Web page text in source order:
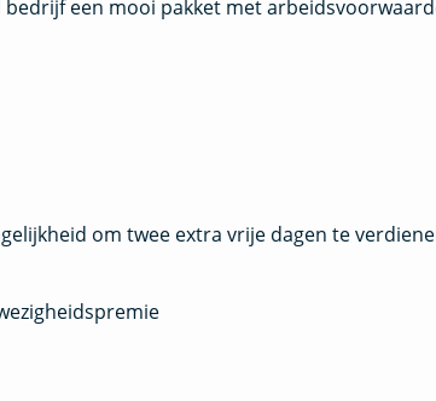
een mooi pakket met
om twee extra vrije dagen te